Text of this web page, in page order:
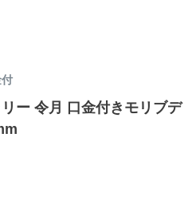
ー 令月 口金付きモリブデ